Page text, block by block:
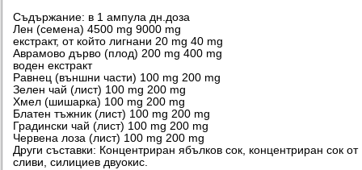
Съдържание: в 1 ампула дн.доза
Лен (семена) 4500 mg 9000 mg
екстракт, от който лигнани 20 mg 40 mg
Аврамово дърво (плод) 200 mg 400 mg
воден екстракт
Равнец (външни части) 100 mg 200 mg
Зелен чай (лист) 100 mg 200 mg
Хмел (шишарка) 100 mg 200 mg
Блатен тъжник (лист) 100 mg 200 mg
Градински чай (лист) 100 mg 200 mg
Червена лоза (лист) 100 mg 200 mg
Други съставки: Концентриран ябълков сок, концентриран сок от
сливи, силициев двуокис.